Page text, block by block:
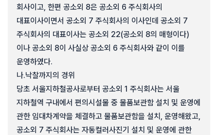
회사이고, 한편 공소외 8은 공소외 6 주식회사의
대표이사이면서 공소외 7 주식회사의 이사인데 공소외 7
주식회사의 대표이사는 공소외 22(공소외 8의 매형이다)
이나 공소외 8이 사실상 공소외 6 주식회사와 같이 이를
운영하였다.
나.낙찰까지의 경위
당초 서울지하철공사로부터 공소외 1 주식회사는 서울
지하철역 구내에서 편의시설물 중 물품보관함 설치 및 운영에
관한 임대차계약을 체결하고 물품보관함을 설치, 운영해왔고,
공소외 7 주식회사는 자동컬러사진기 설치 및 운영에 관한